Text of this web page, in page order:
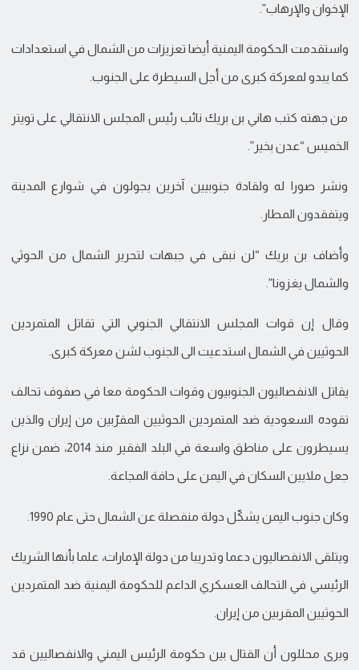
الإخوان والإرهاب”.
واستقدمت الحكومة اليمنية أيضا تعزيزات من الشمال في استعدادات
كما يبدو لمعركة كبرى من أجل السيطرة على الجنوب.
من جهته كتب هاني بن بريك نائب رئيس المجلس الانتقالي على تويتر
الخميس “عدن بخير”.
ونشر صورا له ولقادة جنوبيين آخرين يجولون في شوارع المدينة
ويتفقدون المطار.
وأضاف بن بريك “لن نبقى في جبهات لتحرير الشمال من الحوثي
والشمال يغزونا”.
وقال إن قوات المجلس الانتقالي الجنوبي التي تقاتل المتمردين
الحوثيين في الشمال استدعيت الى الجنوب لشن معركة كبرى.
يقاتل الانفصاليون الجنوبيون وقوات الحكومة معا في صفوف تحالف
تقوده السعودية ضد المتمردين الحوثيين المقرّبين من إيران والذين
يسيطرون على مناطق واسعة في البلد الفقير منذ 2014، ضمن نزاع
جعل ملايين السكان في اليمن على حافة المجاعة.
وكان جنوب اليمن يشكّل دولة منفصلة عن الشمال حتى عام 1990.
ويتلقى الانفصاليون دعما وتدريبا من دولة الإمارات، علما بأنها الشريك
الرئيسي في التحالف العسكري الداعم للحكومة اليمنية ضد المتمردين
الحوثيين المقربين من إيران.
ويرى محللون أن القتال بين حكومة الرئيس اليمني والانفصاليين قد